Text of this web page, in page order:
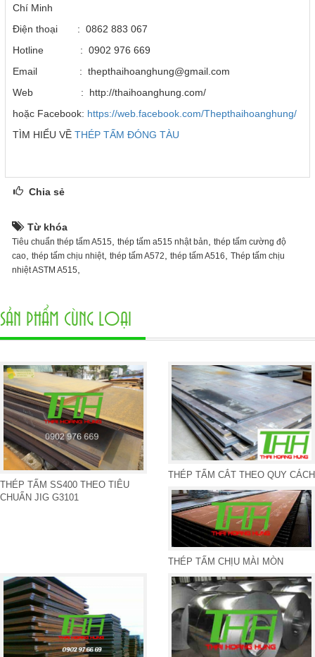
Chí Minh
Điện thoại : 0862 883 067
Hotline : 0902 976 669
Email : thepthaihoanghung@gmail.com
Web : http://thaihoanghung.com/
hoặc Facebook: https://web.facebook.com/Thepthaihoanghung/
TÌM HIỂU VỀ THÉP TẤM ĐÓNG TÀU
Chia sẻ
Từ khóa
Tiêu chuẩn thép tấm A515 thép tấm a515 nhật bản
thép tấm cường độ
cao thép tấm chịu nhiệt thép tấm A572 thép tấm A516
Thép tấm chịu
nhiệt ASTM A515
SẢN PHẨM CÙNG LOẠI
THÉP TẤM SS400 THEO TIÊU
CHUẨN JIG G3101
THÉP TẤM CẮT THEO QUY CÁCH
THÉP TẤM CHỊU MÀI MÒN